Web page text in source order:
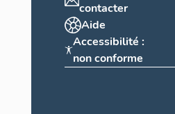
contacter
Aide
Accessibilité :
non conforme